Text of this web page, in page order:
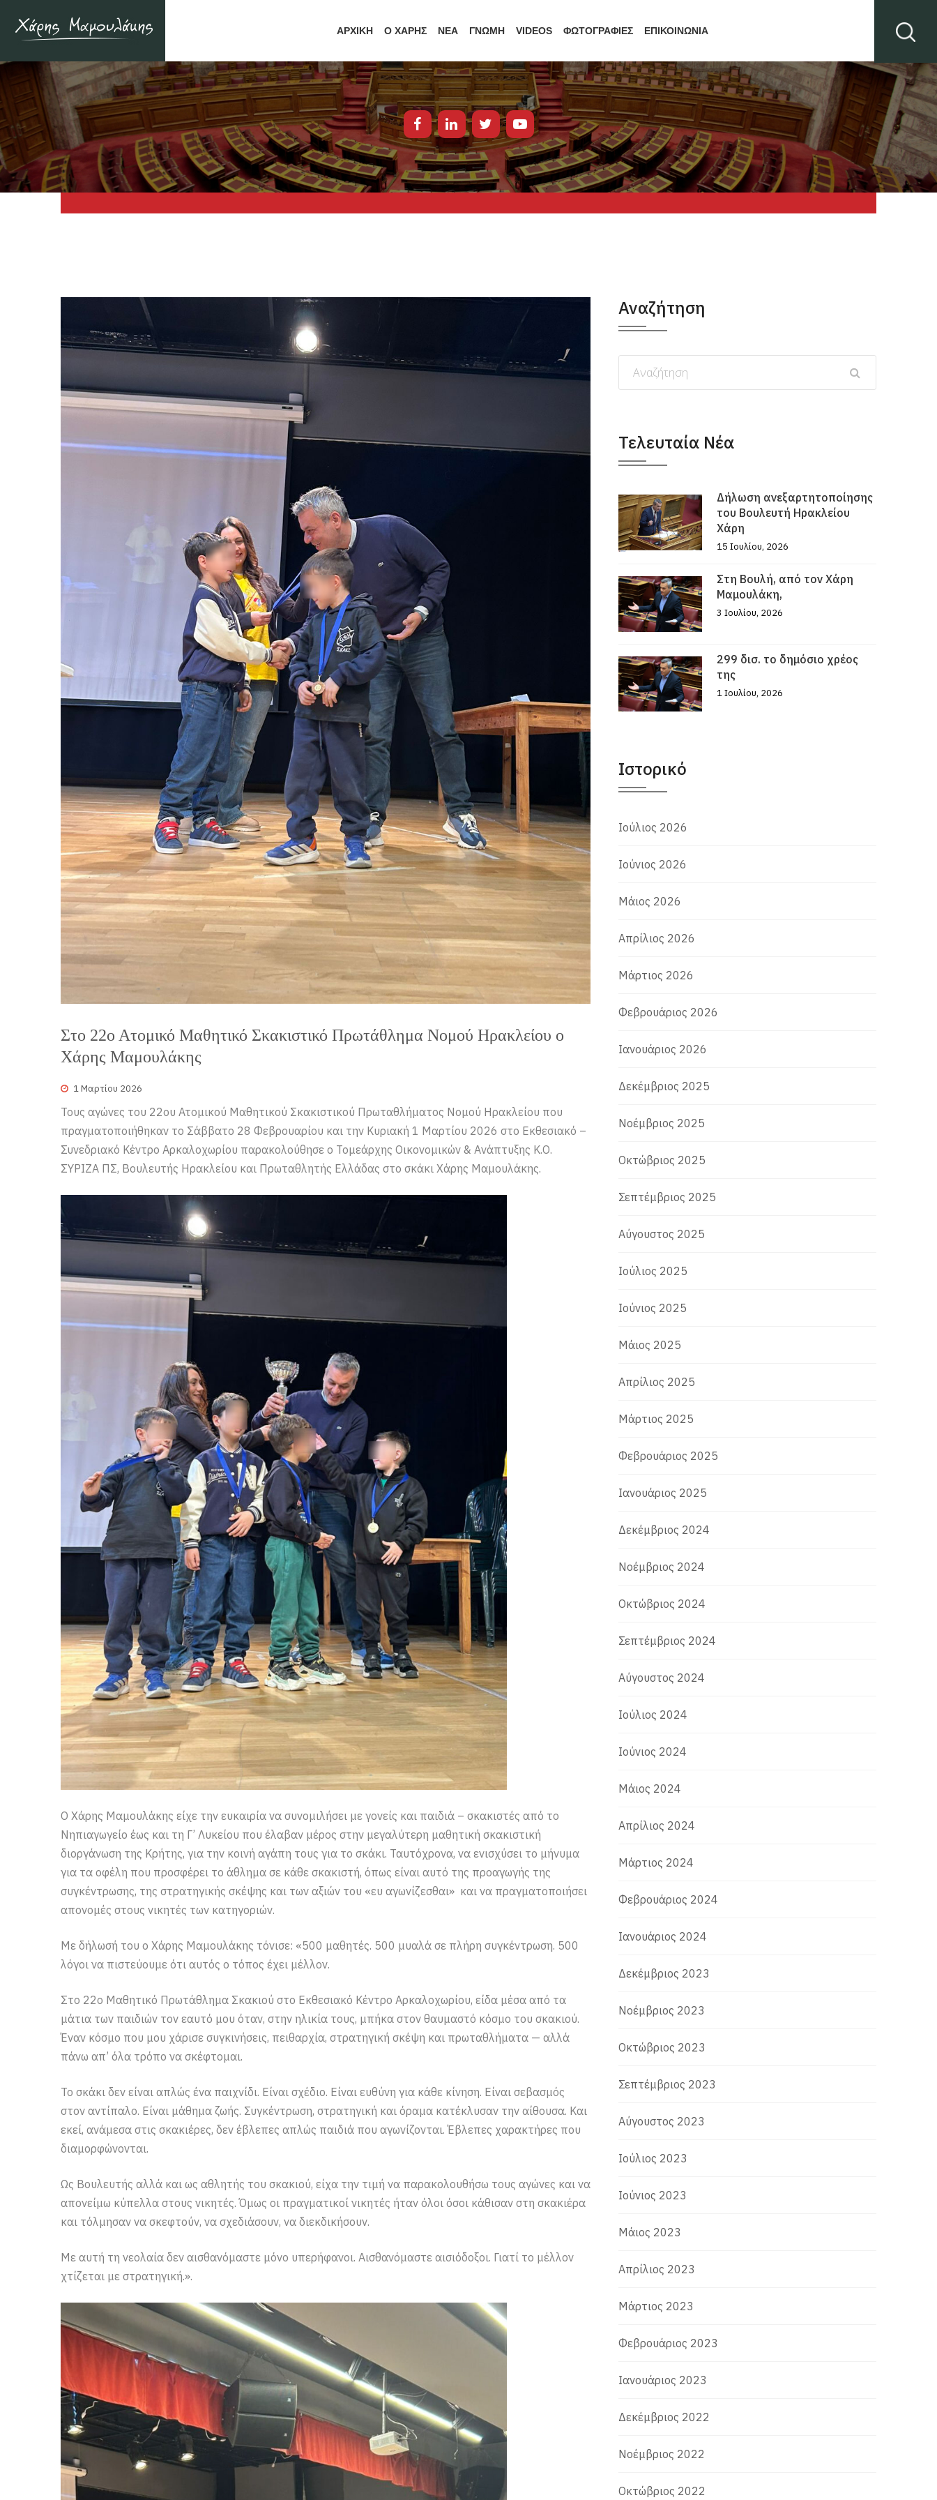
ΑΡΧΙΚΗ Ο ΧΑΡΗΣ ΝΕΑ ΓΝΩΜΗ VIDEOS ΦΩΤΟΓΡΑΦΙΕΣ ΕΠΙΚΟΙΝΩΝΙΑ
Στο 22ο Ατομικό Μαθητικό Σκακιστικό Πρωτάθλημα Νομού Ηρακλείου ο
Χάρης Μαμουλάκης
1 Μαρτίου 2026
Τους αγώνες του 22ου Ατομικού Μαθητικού Σκακιστικού Πρωταθλήματος Νομού Ηρακλείου που
πραγματοποιήθηκαν το Σάββατο 28 Φεβρουαρίου και την Κυριακή 1 Μαρτίου 2026 στο Εκθεσιακό –
Συνεδριακό Κέντρο Αρκαλοχωρίου παρακολούθησε ο Τομεάρχης Οικονομικών & Ανάπτυξης Κ.Ο.
ΣΥΡΙΖΑ ΠΣ, Βουλευτής Ηρακλείου και Πρωταθλητής Ελλάδας στο σκάκι Χάρης Μαμουλάκης.
Ο Χάρης Μαμουλάκης είχε την ευκαιρία να συνομιλήσει με γονείς και παιδιά – σκακιστές από το
Νηπιαγωγείο έως και τη Γ’ Λυκείου που έλαβαν μέρος στην μεγαλύτερη μαθητική σκακιστική
διοργάνωση της Κρήτης, για την κοινή αγάπη τους για το σκάκι. Ταυτόχρονα, να ενισχύσει το μήνυμα
για τα οφέλη που προσφέρει το άθλημα σε κάθε σκακιστή, όπως είναι αυτό της προαγωγής της
συγκέντρωσης, της στρατηγικής σκέψης και των αξιών του «ευ αγωνίζεσθαι» και να πραγματοποιήσει
απονομές στους νικητές των κατηγοριών.
Με δήλωσή του ο Χάρης Μαμουλάκης τόνισε: «500 μαθητές. 500 μυαλά σε πλήρη συγκέντρωση. 500
λόγοι να πιστεύουμε ότι αυτός ο τόπος έχει μέλλον.
Στο 22ο Μαθητικό Πρωτάθλημα Σκακιού στο Εκθεσιακό Κέντρο Αρκαλοχωρίου, είδα μέσα από τα
μάτια των παιδιών τον εαυτό μου όταν, στην ηλικία τους, μπήκα στον θαυμαστό κόσμο του σκακιού.
Έναν κόσμο που μου χάρισε συγκινήσεις, πειθαρχία, στρατηγική σκέψη και πρωταθλήματα — αλλά
πάνω απ’ όλα τρόπο να σκέφτομαι.
Το σκάκι δεν είναι απλώς ένα παιχνίδι. Είναι σχέδιο. Είναι ευθύνη για κάθε κίνηση. Είναι σεβασμός
στον αντίπαλο. Είναι μάθημα ζωής. Συγκέντρωση, στρατηγική και όραμα κατέκλυσαν την αίθουσα. Και
εκεί, ανάμεσα στις σκακιέρες, δεν έβλεπες απλώς παιδιά που αγωνίζονται. Έβλεπες χαρακτήρες που
διαμορφώνονται.
Ως Βουλευτής αλλά και ως αθλητής του σκακιού, είχα την τιμή να παρακολουθήσω τους αγώνες και να
απονείμω κύπελλα στους νικητές. Όμως οι πραγματικοί νικητές ήταν όλοι όσοι κάθισαν στη σκακιέρα
και τόλμησαν να σκεφτούν, να σχεδιάσουν, να διεκδικήσουν.
Με αυτή τη νεολαία δεν αισθανόμαστε μόνο υπερήφανοι. Αισθανόμαστε αισιόδοξοι. Γιατί το μέλλον
χτίζεται με στρατηγική.».
Αναζήτηση
Τελευταία Νέα
Δήλωση ανεξαρτητοποίησης
του Βουλευτή Ηρακλείου
Χάρη
15 Ιουλίου, 2026
Στη Βουλή, από τον Χάρη
Μαμουλάκη,
3 Ιουλίου, 2026
299 δισ. το δημόσιο χρέος
της
1 Ιουλίου, 2026
Ιστορικό
Ιούλιος 2026
Ιούνιος 2026
Μάιος 2026
Απρίλιος 2026
Μάρτιος 2026
Φεβρουάριος 2026
Ιανουάριος 2026
Δεκέμβριος 2025
Νοέμβριος 2025
Οκτώβριος 2025
Σεπτέμβριος 2025
Αύγουστος 2025
Ιούλιος 2025
Ιούνιος 2025
Μάιος 2025
Απρίλιος 2025
Μάρτιος 2025
Φεβρουάριος 2025
Ιανουάριος 2025
Δεκέμβριος 2024
Νοέμβριος 2024
Οκτώβριος 2024
Σεπτέμβριος 2024
Αύγουστος 2024
Ιούλιος 2024
Ιούνιος 2024
Μάιος 2024
Απρίλιος 2024
Μάρτιος 2024
Φεβρουάριος 2024
Ιανουάριος 2024
Δεκέμβριος 2023
Νοέμβριος 2023
Οκτώβριος 2023
Σεπτέμβριος 2023
Αύγουστος 2023
Ιούλιος 2023
Ιούνιος 2023
Μάιος 2023
Απρίλιος 2023
Μάρτιος 2023
Φεβρουάριος 2023
Ιανουάριος 2023
Δεκέμβριος 2022
Νοέμβριος 2022
Οκτώβριος 2022